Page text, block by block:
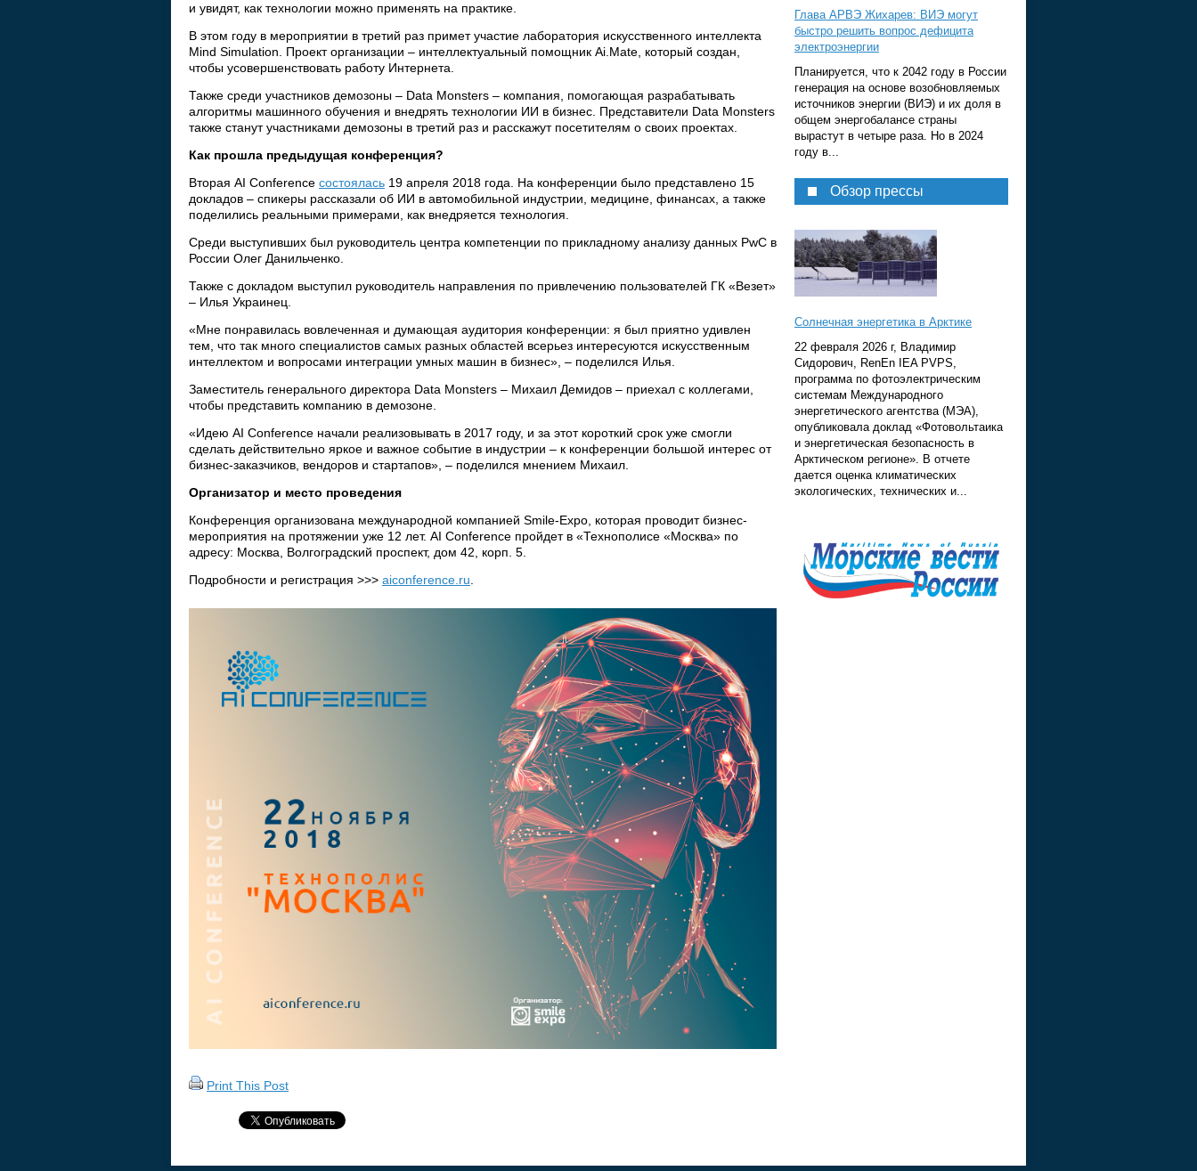
и увидят, как технологии можно применять на практике.
В этом году в мероприятии в третий раз примет участие лаборатория искусственного интеллекта
Mind Simulation. Проект организации – интеллектуальный помощник Ai.Mate, который создан,
чтобы усовершенствовать работу Интернета.
Также среди участников демозоны – Data Monsters – компания, помогающая разрабатывать
алгоритмы машинного обучения и внедрять технологии ИИ в бизнес. Представители Data Monsters
также станут участниками демозоны в третий раз и расскажут посетителям о своих проектах.
Как прошла предыдущая конференция?
Вторая AI Conference состоялась 19 апреля 2018 года. На конференции было представлено 15
докладов – спикеры рассказали об ИИ в автомобильной индустрии, медицине, финансах, а также
поделились реальными примерами, как внедряется технология.
Среди выступивших был руководитель центра компетенции по прикладному анализу данных PwC в
России Олег Данильченко.
Также с докладом выступил руководитель направления по привлечению пользователей ГК «Везет»
– Илья Украинец.
«Мне понравилась вовлеченная и думающая аудитория конференции: я был приятно удивлен
тем, что так много специалистов самых разных областей всерьез интересуются искусственным
интеллектом и вопросами интеграции умных машин в бизнес», – поделился Илья.
Заместитель генерального директора Data Monsters – Михаил Демидов – приехал с коллегами,
чтобы представить компанию в демозоне.
«Идею AI Conference начали реализовывать в 2017 году, и за этот короткий срок уже смогли
сделать действительно яркое и важное событие в индустрии – к конференции большой интерес от
бизнес-заказчиков, вендоров и стартапов», – поделился мнением Михаил.
Организатор и место проведения
Конференция организована международной компанией Smile-Expo, которая проводит бизнес-
мероприятия на протяжении уже 12 лет. AI Conference пройдет в «Технополисе «Москва» по
адресу: Москва, Волгоградский проспект, дом 42, корп. 5.
Подробности и регистрация >>> aiconference.ru
Print This Post
Глава АРВЭ Жихарев: ВИЭ могут
быстро решить вопрос дефицита
электроэнергии
Планируется, что к 2042 году в России
генерация на основе возобновляемых
источников энергии (ВИЭ) и их доля в
общем энергобалансе страны
вырастут в четыре раза. Но в 2024
году в...
Обзор прессы
Солнечная энергетика в Арктике
22 февраля 2026 г, Владимир
Сидорович, RenEn IEA PVPS,
программа по фотоэлектрическим
системам Международного
энергетического агентства (МЭА),
опубликовала доклад «Фотовольтаика
и энергетическая безопасность в
Арктическом регионе». В отчете
дается оценка климатических
экологических, технических и...